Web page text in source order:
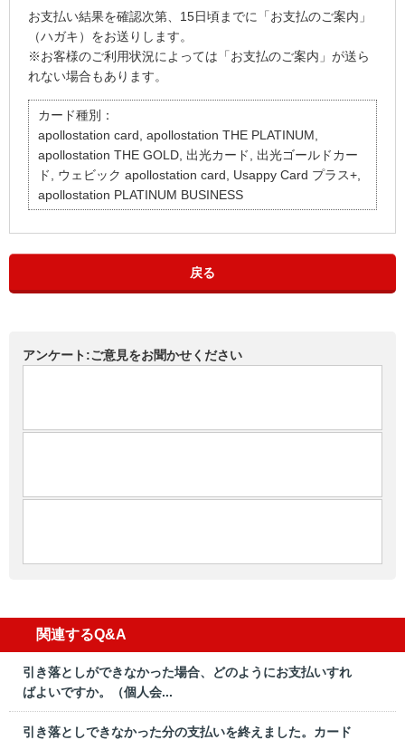
お支払い結果を確認次第、15日頃までに「お支払のご案内」
（ハガキ）をお送りします。
※お客様のご利用状況によっては「お支払のご案内」が送ら
れない場合もあります。
カード種別：
apollostation card, apollostation THE PLATINUM,
apollostation THE GOLD, 出光カード, 出光ゴールドカー
ド, ウェビック apollostation card, Usappy Card プラス+,
apollostation PLATINUM BUSINESS
戻る
アンケート:ご意見をお聞かせください
関連するQ&A
引き落としができなかった場合、どのようにお支払いすれ
ばよいですか。（個人会...
引き落としできなかった分の支払いを終えました。カード